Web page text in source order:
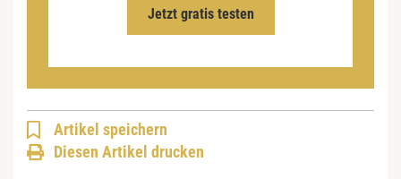
Jetzt gratis testen
Artikel speichern
Diesen Artikel drucken